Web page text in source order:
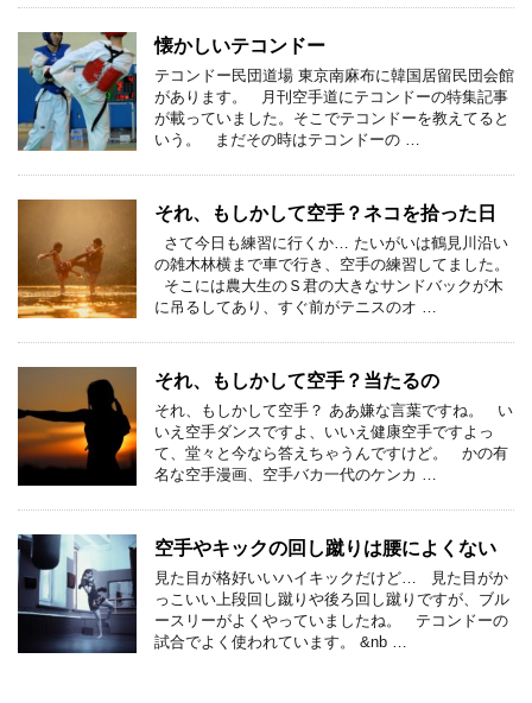
懐かしいテコンドー
テコンドー民団道場 東京南麻布に韓国居留民団会館
があります。 月刊空手道にテコンドーの特集記事
が載っていました。そこでテコンドーを教えてると
いう。 まだその時はテコンドーの …
それ、もしかして空手？ネコを拾った日
さて今日も練習に行くか… たいがいは鶴見川沿い
の雑木林横まで車で行き、空手の練習してました。
そこには農大生のＳ君の大きなサンドバックが木
に吊るしてあり、すぐ前がテニスのオ …
それ、もしかして空手？当たるの
それ、もしかして空手？ ああ嫌な言葉ですね。 い
いえ空手ダンスですよ、いいえ健康空手ですよっ
て、堂々と今なら答えちゃうんですけど。 かの有
名な空手漫画、空手バカ一代のケンカ …
空手やキックの回し蹴りは腰によくない
見た目が格好いいハイキックだけど… 見た目がか
っこいい上段回し蹴りや後ろ回し蹴りですが、ブル
ースリーがよくやっていましたね。 テコンドーの
試合でよく使われています。 &nb …